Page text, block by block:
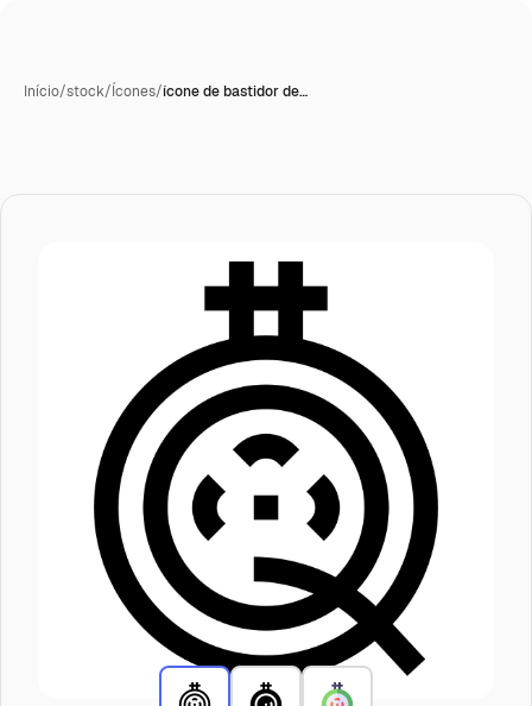
Início/stock/Ícones/ícone de bastidor de…